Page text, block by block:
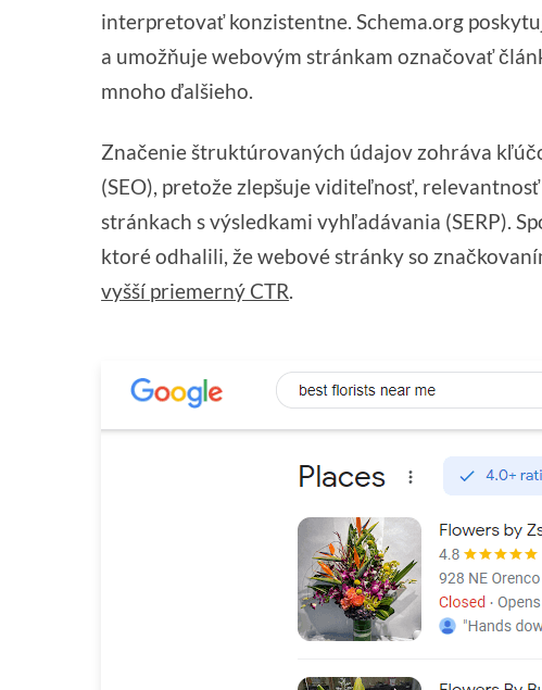
interpretovať konzistentne. Schema.org
a umožňuje webovým stránkam označovať
mnoho ďalšieho.
Značenie štruktúrovaných údajov zohráva
(SEO), pretože zlepšuje viditeľnosť,
stránkach s výsledkami vyhľadávania (SERP).
ktoré odhalili, že webové stránky so
vyšší priemerný CTR